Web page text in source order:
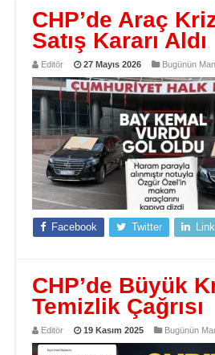
CHP’de Araç
Satış Kararı Aldı
Editör 27 Mayıs 2026 Bugünün
Facebook Twitter
CHP’de Büyük
Temizlik Çağrısı
Editör 19 Kasım 2025 Bugünün